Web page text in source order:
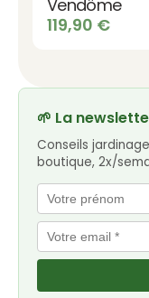
Vendôme
119,90 €
🌱 La
Conseils
boutique, 2x/